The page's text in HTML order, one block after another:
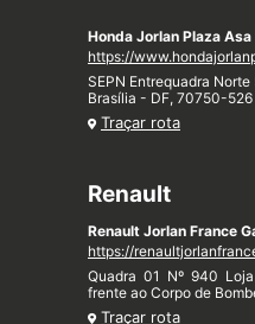
Honda Jorlan Plaza
https://
SEPN Entrequadra
Brasília - DF, 70750-526
Traçar rota
Renault
Renault Jorlan France
https://
Quadra 01 Nº 940
frente ao Corpo de
Traçar rota